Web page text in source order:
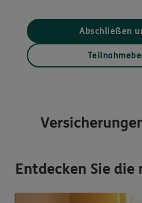
Abschließen
Entdecken Sie